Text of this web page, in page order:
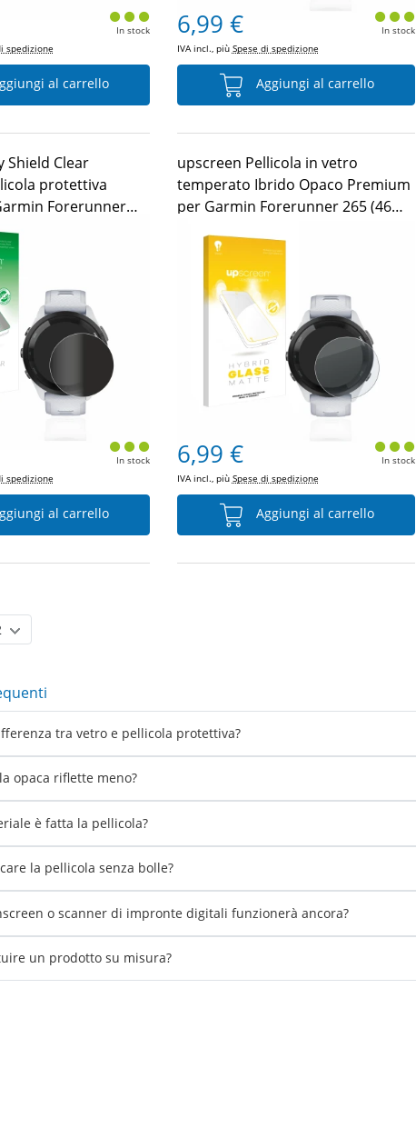
spedizione
In stock
al carrello
6,99 €
IVA incl., più Spese di spedizione
In stock
Aggiungi al carrello
Shield Clear
protettiva
Forerunner
spedizione
In stock
al carrello
upscreen Pellicola in vetro
temperato Ibrido Opaco Premium
per Garmin Forerunner 265 (46
6,99 €
IVA incl., più Spese di spedizione
In stock
Aggiungi al carrello
tra vetro e pellicola protettiva?
opaca riflette meno?
è fatta la pellicola?
la pellicola senza bolle?
o scanner di impronte digitali funzionerà ancora?
un prodotto su misura?